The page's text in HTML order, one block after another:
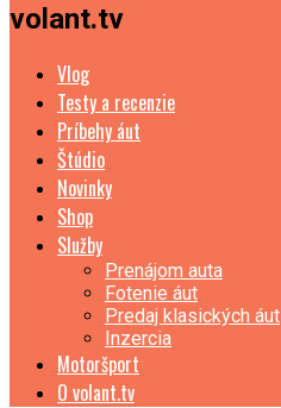
volant.tv
Vlog
Testy a recenzie
Príbehy áut
Štúdio
Novinky
Shop
Služby
Prenájom auta
Fotenie áut
Predaj klasických áut
Inzercia
Motoršport
O volant.tv